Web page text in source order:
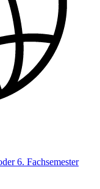
6. Fachsemester